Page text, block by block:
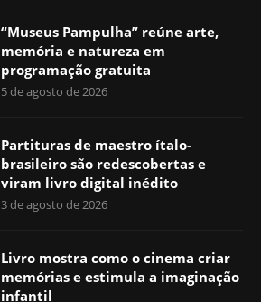
“Museus Pampulha” reúne arte,
memória e natureza em
programação gratuita
5 de agosto de 2026
Partituras de maestro ítalo-
brasileiro são redescobertas e
viram livro digital inédito
3 de agosto de 2026
Livro mostra como o cinema criar
memórias e estimula a imaginação
infantil